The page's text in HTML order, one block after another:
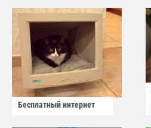
Бесплатный интернет